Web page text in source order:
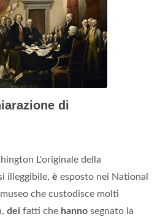
di
L'originale della
illeggibile, è esposto nei National
che custodisce molti
dei fatti che hanno segnato la